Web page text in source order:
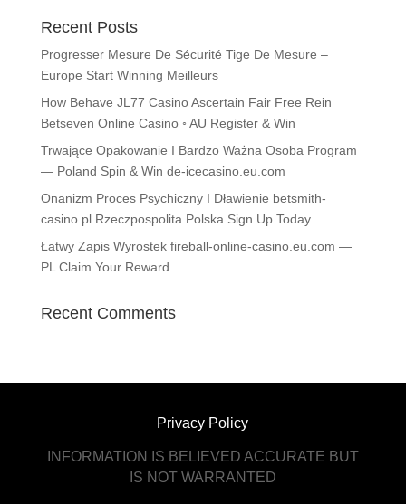
Recent Posts
Progresser Mesure De Sécurité Tige De Mesure –
Europe Start Winning Meilleurs
How Behave JL77 Casino Ascertain Fair Free Rein
Betseven Online Casino ◦ AU Register & Win
Trwające Opakowanie I Bardzo Ważna Osoba Program
— Poland Spin & Win de-icecasino.eu.com
Onanizm Proces Psychiczny I Dławienie betsmith-
casino.pl Rzeczpospolita Polska Sign Up Today
Łatwy Zapis Wyrostek fireball-online-casino.eu.com —
PL Claim Your Reward
Recent Comments
Privacy Policy
INFORMATION IS BELIEVED ACCURATE BUT
IS NOT WARRANTED